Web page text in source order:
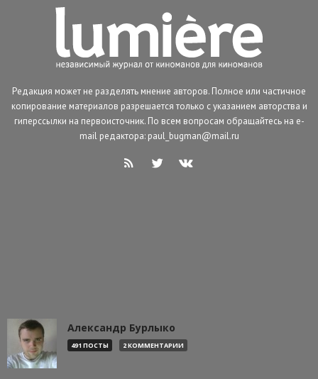
Редакция может не разделять мнение авторов. Полное или частичное
копирование материалов разрешается только с указанием авторства и
гиперссылки на первоисточник. По всем вопросам обращайтесь на e-
mail редактора: paul_bugman@mail.ru
Александр Бурлыко
491 ПОСТЫ 2 КОММЕНТАРИИ